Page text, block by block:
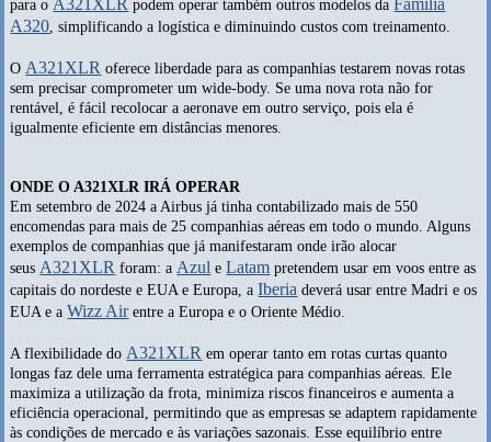
para o podem operar também outros modelos da
A320 , simplificando a logística e diminuindo custos com treinamento.
O A321XLR oferece liberdade para as companhias testarem novas rotas
sem precisar comprometer um wide-body. Se uma nova rota não for
rentável, é fácil recolocar a aeronave em outro serviço, pois ela é
igualmente eficiente em distâncias menores.
ONDE O A321XLR IRÁ OPERAR
Em setembro de 2024 a Airbus já tinha contabilizado mais de 550
encomendas para mais de 25 companhias aéreas em todo o mundo. Alguns
exemplos de companhias que já manifestaram onde irão alocar
seus A321XLR foram: a Azul eLatam pretendem usar em voos entre as
capitais do nordeste e EUA e Europa, aIberia deverá usar entre Madri e os
EUA e aWizz Airentre a Europa e o Oriente Médio.
A flexibilidade do A321XLR em operar tanto em rotas curtas quanto
longas faz dele uma ferramenta estratégica para companhias aéreas. Ele
maximiza a utilização da frota, minimiza riscos financeiros e aumenta a
eficiência operacional, permitindo que as empresas se adaptem rapidamente
às condições de mercado e às variações sazonais. Esse equilíbrio entre